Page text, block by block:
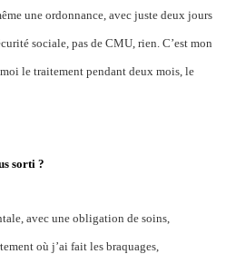
une ordonnance, avec juste deux jours
sociale, pas de CMU, rien. C’est mon
le traitement pendant deux mois, le
sorti ?
avec une obligation de soins,
où j’ai fait les braquages,